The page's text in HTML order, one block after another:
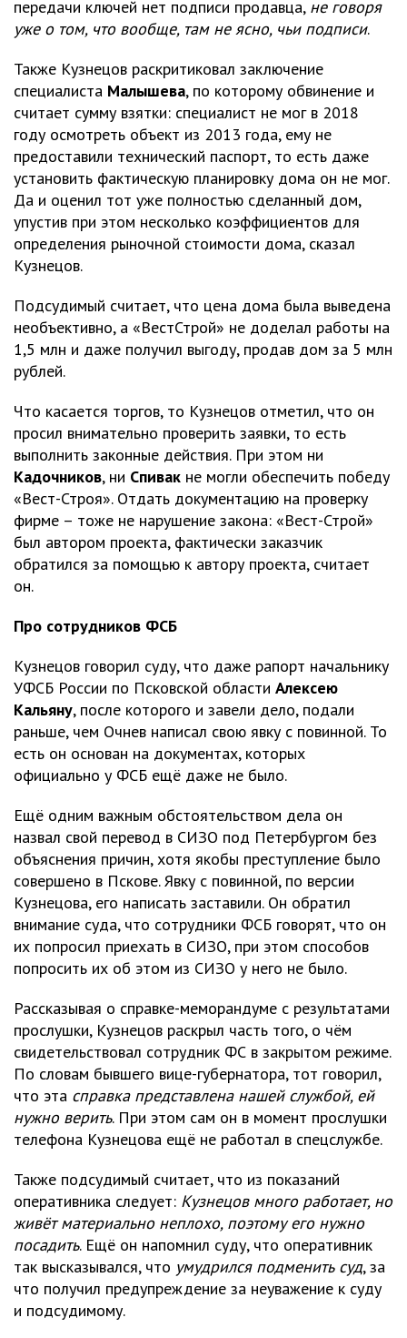
передачи ключей нет подписи продавца, не говоря
уже о том, что вообще, там не ясно, чьи подписи.
Также Кузнецов раскритиковал заключение
специалиста Малышева, по которому обвинение и
считает сумму взятки: специалист не мог в 2018
году осмотреть объект из 2013 года, ему не
предоставили технический паспорт, то есть даже
установить фактическую планировку дома он не мог.
Да и оценил тот уже полностью сделанный дом,
упустив при этом несколько коэффициентов для
определения рыночной стоимости дома, сказал
Кузнецов.
Подсудимый считает, что цена дома была выведена
необъективно, а «ВестСтрой» не доделал работы на
1,5 млн и даже получил выгоду, продав дом за 5 млн
рублей.
Что касается торгов, то Кузнецов отметил, что он
просил внимательно проверить заявки, то есть
выполнить законные действия. При этом ни
Кадочников, ни Спивак не могли обеспечить победу
«Вест-Строя». Отдать документацию на проверку
фирме – тоже не нарушение закона: «Вест-Строй»
был автором проекта, фактически заказчик
обратился за помощью к автору проекта, считает
он.
Про сотрудников ФСБ
Кузнецов говорил суду, что даже рапорт начальнику
УФСБ России по Псковской области Алексею
Кальяну, после которого и завели дело, подали
раньше, чем Очнев написал свою явку с повинной. То
есть он основан на документах, которых
официально у ФСБ ещё даже не было.
Ещё одним важным обстоятельством дела он
назвал свой перевод в СИЗО под Петербургом без
объяснения причин, хотя якобы преступление было
совершено в Пскове. Явку с повинной, по версии
Кузнецова, его написать заставили. Он обратил
внимание суда, что сотрудники ФСБ говорят, что он
их попросил приехать в СИЗО, при этом способов
попросить их об этом из СИЗО у него не было.
Рассказывая о справке-меморандуме с результатами
прослушки, Кузнецов раскрыл часть того, о чём
свидетельствовал сотрудник ФС в закрытом режиме.
По словам бывшего вице-губернатора, тот говорил,
что эта справка представлена нашей службой, ей
нужно верить. При этом сам он в момент прослушки
телефона Кузнецова ещё не работал в спецслужбе.
Также подсудимый считает, что из показаний
оперативника следует: Кузнецов много работает, но
живёт материально неплохо, поэтому его нужно
посадить. Ещё он напомнил суду, что оперативник
так высказывался, что умудрился подменить суд, за
что получил предупреждение за неуважение к суду
и подсудимому.